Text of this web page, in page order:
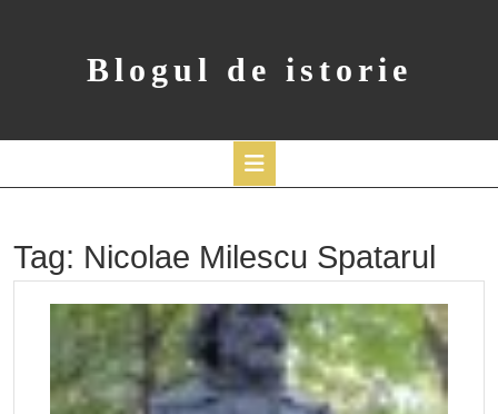
Blogul de istorie
Tag: Nicolae Milescu Spatarul